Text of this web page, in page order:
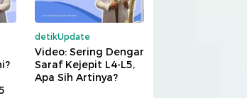
detikUpdate
Video: Sering Dengar
Saraf Kejepit L4-L5,
Apa Sih Artinya?